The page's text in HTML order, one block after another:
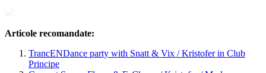
Articole recomandate:
TrancENDance party with Snatt & Vix / Kristofer in Club
Principe